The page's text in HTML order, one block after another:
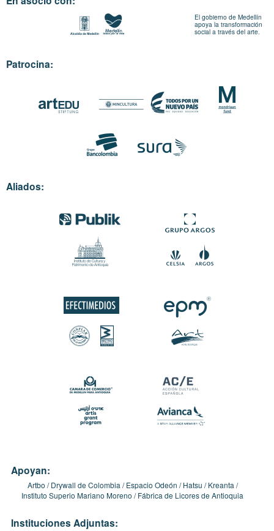
El gobierno de Medellín
apoya la transformación
social a través del arte.
Patrocina:
Aliados:
Apoyan:
Artbo Drywall de Colombia Espacio Odeón Hatsu
Kreanta
Instituto Superio Mariano Moreno
Fábrica de Licores de Antioquia
Instituciones Adjuntas: